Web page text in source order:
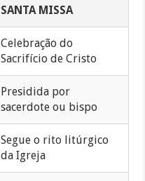
SANTA MISSA
Celebração do
Sacrifício de Cristo
Presidida por
sacerdote ou bispo
Segue o rito litúrgico
da Igreja